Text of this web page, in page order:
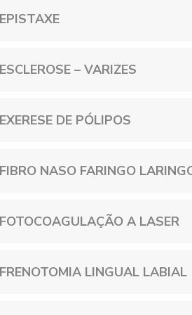
EPISTAXE
ESCLEROSE – VARIZES
EXERESE DE PÓLIPOS
FIBRO NASO FARINGO
FOTOCOAGULAÇÃO A LASER
FRENOTOMIA LINGUAL LABIAL